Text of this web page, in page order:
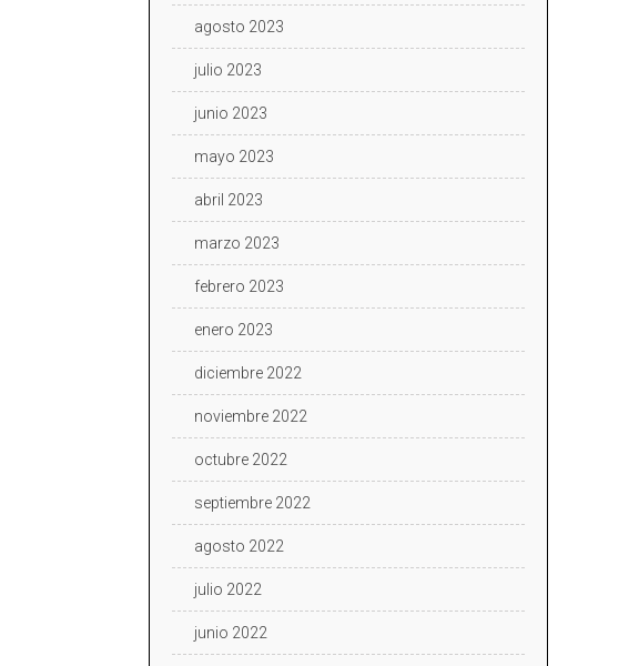
agosto 2023
julio 2023
junio 2023
mayo 2023
abril 2023
marzo 2023
febrero 2023
enero 2023
diciembre 2022
noviembre 2022
octubre 2022
septiembre 2022
agosto 2022
julio 2022
junio 2022